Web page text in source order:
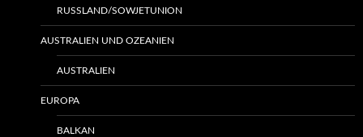
RUSSLAND/SOWJETUNION
AUSTRALIEN UND OZEANIEN
AUSTRALIEN
EUROPA
BALKAN